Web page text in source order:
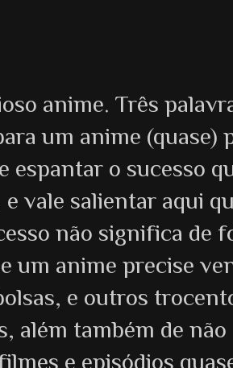
anime. Três
um anime (quase)
espantar o sucesso
vale salientar aqui
não significa de
um anime precise
e outros
além também de
e episódios